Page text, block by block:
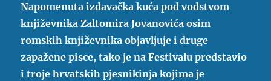
Napomenuta izdavačka kuća pod vodstvom
književnika Zaltomira Jovanovića osim
romskih književnika objavljuje i druge
zapažene pisce, tako je na Festivalu predstavio
i troje hrvatskih pjesnikinja kojima je